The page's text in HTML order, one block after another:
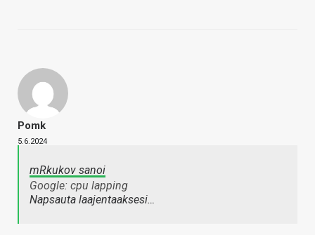
Pomk
5.6.2024
mRkukov sanoi
Google: cpu lapping
Napsauta laajentaaksesi…